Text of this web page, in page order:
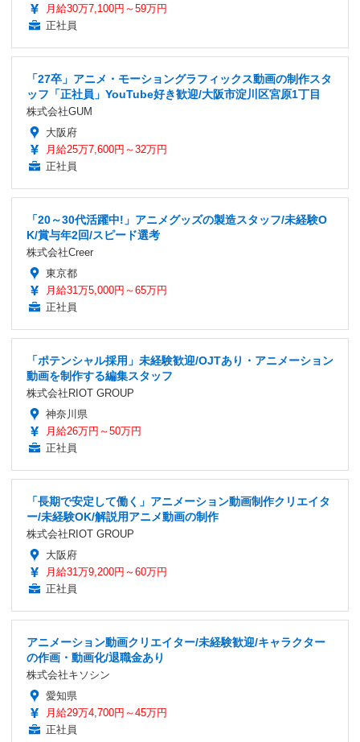
月給30万7,100円～59万円
正社員
「27卒」アニメ・モーショングラフィックス動画の制作スタ
ッフ「正社員」YouTube好き歓迎/大阪市淀川区宮原1丁目
株式会社GUM
大阪府
月給25万7,600円～32万円
正社員
「20～30代活躍中!」アニメグッズの製造スタッフ/未経験O
K/賞与年2回/スピード選考
株式会社Creer
東京都
月給31万5,000円～65万円
正社員
「ポテンシャル採用」未経験歓迎/OJTあり・アニメーション
動画を制作する編集スタッフ
株式会社RIOT GROUP
神奈川県
月給26万円～50万円
正社員
「長期で安定して働く」アニメーション動画制作クリエイタ
ー/未経験OK/解説用アニメ動画の制作
株式会社RIOT GROUP
大阪府
月給31万9,200円～60万円
正社員
アニメーション動画クリエイター/未経験歓迎/キャラクター
の作画・動画化/退職金あり
株式会社キソシン
愛知県
月給29万4,700円～45万円
正社員